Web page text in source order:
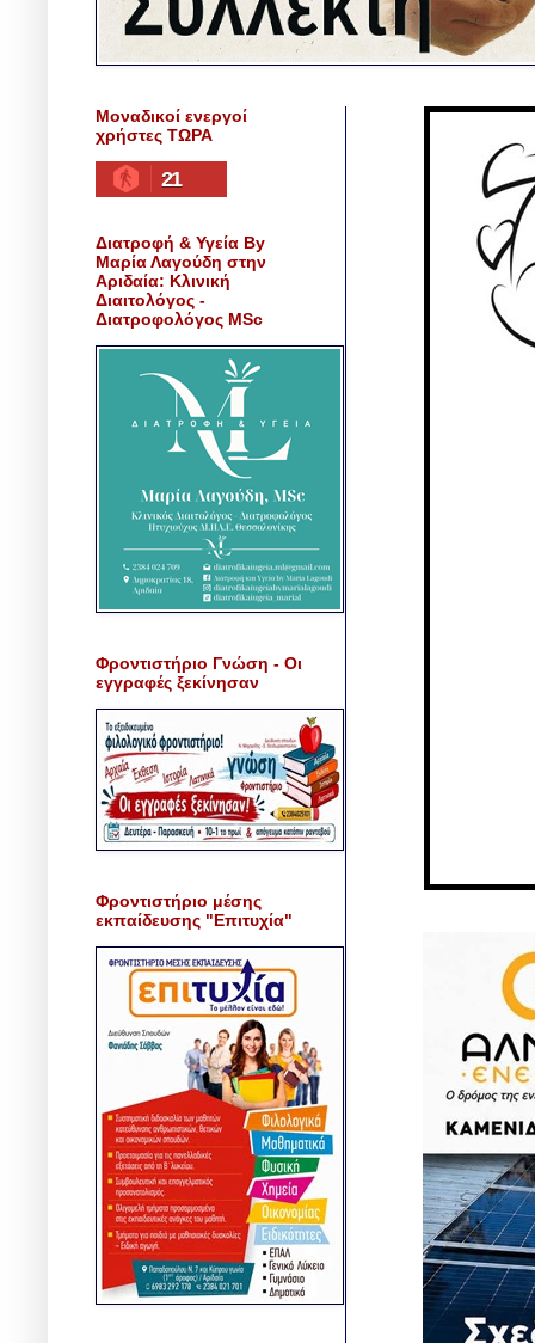
Μοναδικοί ενεργοί
χρήστες ΤΩΡΑ
21
Διατροφή & Υγεία By
Μαρία Λαγούδη στην
Αριδαία: Κλινική
Διαιτολόγος -
Διατροφολόγος MSc
Φροντιστήριο Γνώση - Οι
εγγραφές ξεκίνησαν
Φροντιστήριο μέσης
εκπαίδευσης "Επιτυχία"